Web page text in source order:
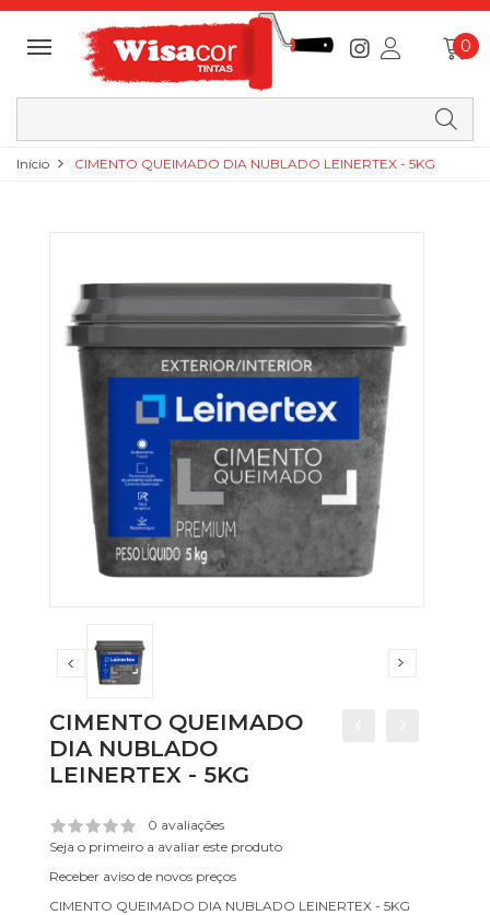
0
Início CIMENTO QUEIMADO DIA NUBLADO LEINERTEX - 5KG
CIMENTO QUEIMADO
DIA NUBLADO
LEINERTEX - 5KG
0 avaliações
Seja o primeiro a avaliar este produto
Receber aviso de novos preços
CIMENTO QUEIMADO DIA NUBLADO LEINERTEX - 5KG